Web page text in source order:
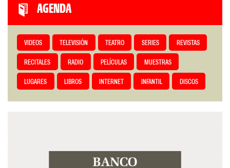
AGENDA
VIDEOS TELEVISIÓN TEATRO SERIES REVISTAS
RECITALES RADIO PELÍCULAS MUESTRAS
LUGARES LIBROS INTERNET INFANTIL DISCOS